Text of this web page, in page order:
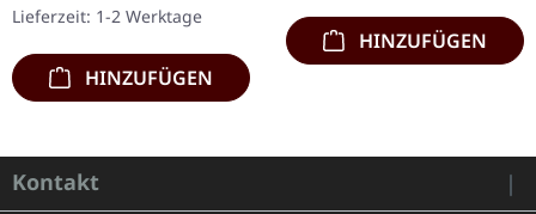
Stanley/Stella Rocker (Fair
Wear,…
Lieferzeit: 1-2 Werktage
HINZUFÜGEN
HINZUFÜGEN
Kontakt